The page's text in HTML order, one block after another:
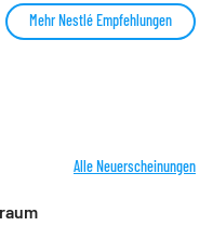
Mehr Nestlé Empfehlungen
Alle Neuerscheinungen